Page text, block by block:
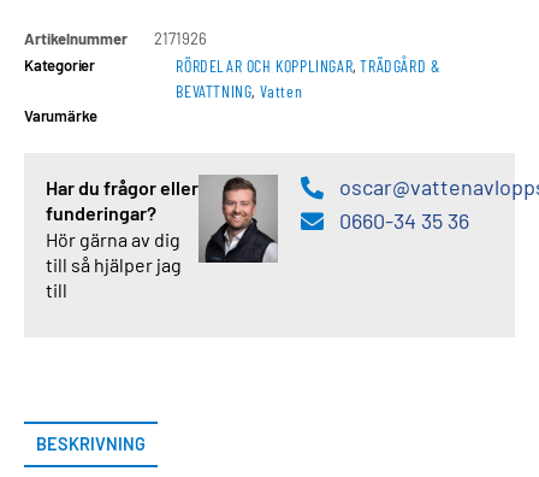
Artikelnummer
2171926
Kategorier
RÖRDELAR OCH KOPPLINGAR,TRÄDGÅRD &
BEVATTNING, Vatten
Varumärke
Har du frågor eller
funderingar?
Hör gärna av dig
till så hjälper jag
till
0660-34 35 36
BESKRIVNING